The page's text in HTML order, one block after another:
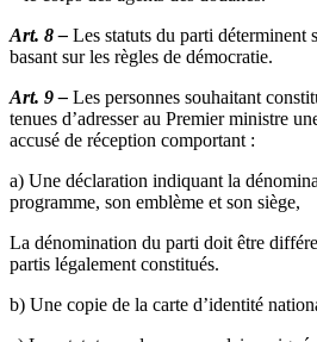
Art. 8 – Les statuts du parti déterminent
basant sur les règles de démocratie.
Art. 9 – Les personnes souhaitant
tenues d’adresser au Premier ministre
accusé de réception comportant :
a) Une déclaration indiquant la
programme, son emblème et son siège,
La dénomination du parti doit être
partis légalement constitués.
b) Une copie de la carte d’identité